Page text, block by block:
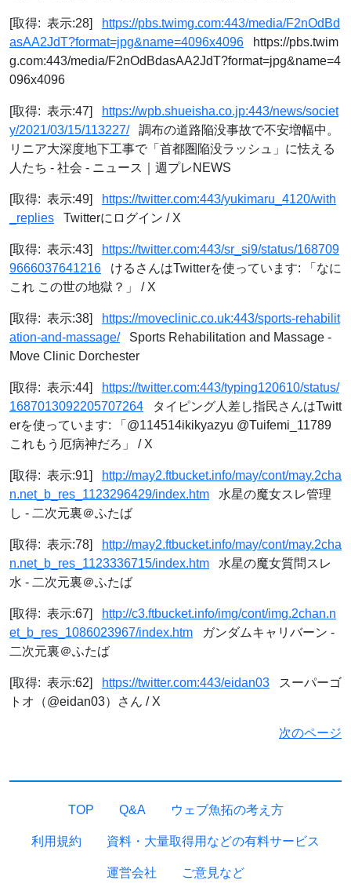
[取得: 表示:28]
https://pbs.twimg.com:443/media/F2nOdBd
asAA2JdT?format=jpg&name=4096x4096 https://pbs.twim
g.com:443/media/F2nOdBdasAA2JdT?format=jpg&name=4
096x4096
[取得: 表示:47]
https://wpb.shueisha.co.jp:443/news/societ
y/2021/03/15/113227/調布の道路陥没事故で不安増幅中。
リニア大深度地下工事で「首都圏陥没ラッシュ」に怯える
人たち - 社会 - ニュース｜週プレNEWS
[取得: 表示:49]
https://twitter.com:443/yukimaru_4120/with
_replies Twitterにログイン / X
[取得: 表示:43]
https://twitter.com:443/sr_si9/status/168709
9666037641216 けるさんはTwitterを使っています: 「なに
これ この世の地獄？」 / X
[取得: 表示:38]
https://moveclinic.co.uk:443/sports-rehabilit
ation-and-massage/Sports Rehabilitation and Massage -
Move Clinic Dorchester
[取得: 表示:44]
https://twitter.com:443/typing120610/status/
1687013092205707264 タイピング人差し指民さんはTwitt
erを使っています: 「@114514ikikyazyu @Tuifemi_11789
これもう厄病神だろ」 / X
[取得: 表示:91]
http://may2.ftbucket.info/may/cont/may.2cha
n.net_b_res_1123296429/index.htm 水星の魔女スレ管理
し - 二次元裏＠ふたば
[取得: 表示:78]
http://may2.ftbucket.info/may/cont/may.2cha
n.net_b_res_1123336715/index.htm 水星の魔女質問スレ
水 - 二次元裏＠ふたば
[取得: 表示:67]
http://c3.ftbucket.info/img/cont/img.2chan.n
et_b_res_1086023967/index.htm ガンダムキャリバーン -
二次元裏＠ふたば
[取得: 表示:62] https://twitter.com:443/eidan03 スーパーゴ
トオ（@eidan03）さん / X
次のページ
TOP Q&A ウェブ魚拓の考え方
利用規約 資料・大量取得用などの有料サービス
運営会社 ご意見など